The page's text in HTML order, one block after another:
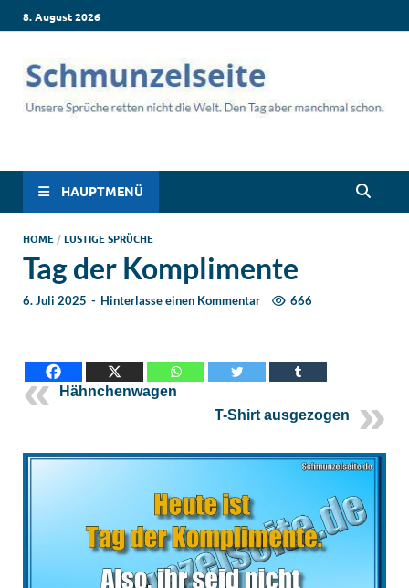
8. August 2026
Schmunzelseite –
Coole lustige Sprüche
für intensives
Schmunzeln
für jede Situation: Leben, Job, Liebe, Geburtstag & mehr. Lachen
ist hier garantiert!
HAUPTMENÜ
HOME /LUSTIGE SPRÜCHE
Tag der Komplimente
6. Juli 2025 - Hinterlasse einen Kommentar 666
Hähnchenwagen
T-Shirt ausgezogen